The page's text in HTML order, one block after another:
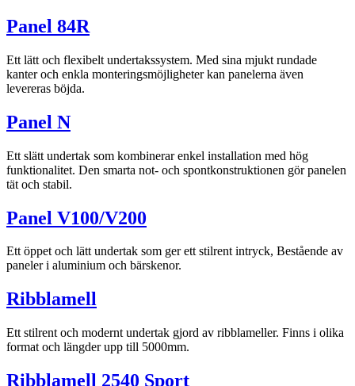
Panel 84R
Ett lätt och flexibelt undertakssystem. Med sina mjukt rundade
kanter och enkla monteringsmöjligheter kan panelerna även
levereras böjda.
Panel N
Ett slätt undertak som kombinerar enkel installation med hög
funktionalitet. Den smarta not- och spontkonstruktionen gör panelen
tät och stabil.
Panel V100/V200
Ett öppet och lätt undertak som ger ett stilrent intryck, Bestående av
paneler i aluminium och bärskenor.
Ribblamell
Ett stilrent och modernt undertak gjord av ribblameller. Finns i olika
format och längder upp till 5000mm.
Ribblamell 2540 Sport